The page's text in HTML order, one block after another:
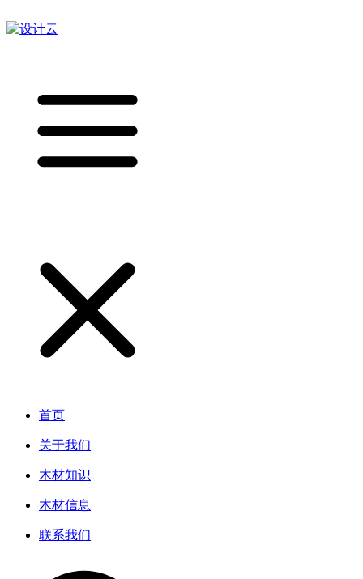
首页
关于我们
木材知识
木材信息
联系我们